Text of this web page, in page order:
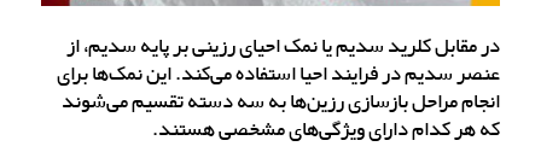
در مقابل کلرید سدیم یا نمک احیای رزینی بر پایه سدیم، از
عنصر سدیم در فرایند احیا استفاده می‌کند. این نمک‌ها برای
انجام مراحل بازسازی رزین‌ها به سه دسته تقسیم می‌شوند
که هر کدام دارای ویژگی‌های مشخصی هستند.